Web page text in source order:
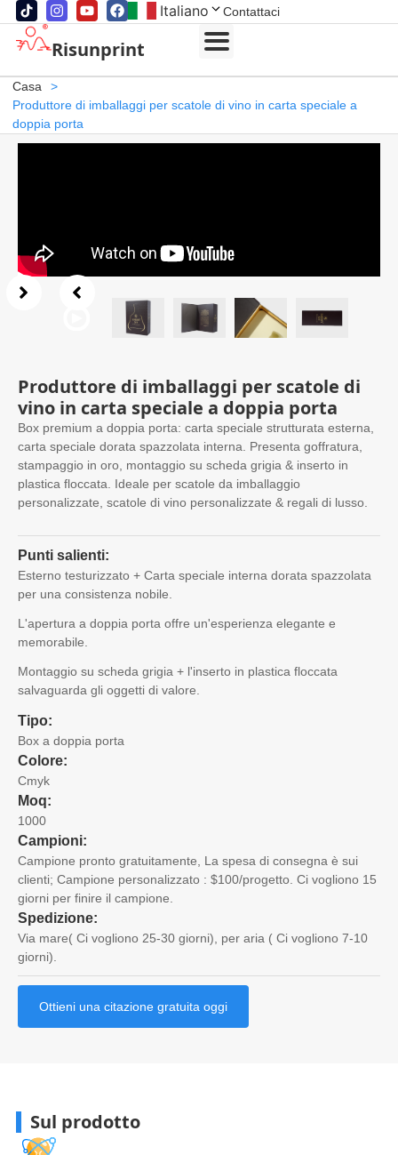
Italiano Contattaci
Risunprint
Casa
>
Produttore di imballaggi per scatole di vino in carta speciale a
doppia porta
Produttore di imballaggi per scatole di
vino in carta speciale a doppia porta
Box premium a doppia porta: carta speciale strutturata esterna,
carta speciale dorata spazzolata interna. Presenta goffratura,
stampaggio in oro, montaggio su scheda grigia & inserto in
plastica floccata. Ideale per scatole da imballaggio
personalizzate, scatole di vino personalizzate & regali di lusso.
Punti salienti:
Esterno testurizzato + Carta speciale interna dorata spazzolata
per una consistenza nobile.
L'apertura a doppia porta offre un'esperienza elegante e
memorabile.
Montaggio su scheda grigia + l'inserto in plastica floccata
salvaguarda gli oggetti di valore.
Tipo:
Box a doppia porta
Colore:
Cmyk
Moq:
1000
Campioni:
Campione pronto gratuitamente, La spesa di consegna è sui
clienti; Campione personalizzato : $100/progetto. Ci vogliono 15
giorni per finire il campione.
Spedizione:
Via mare( Ci vogliono 25-30 giorni), per aria ( Ci vogliono 7-10
giorni).
Ottieni una citazione gratuita oggi
Sul prodotto